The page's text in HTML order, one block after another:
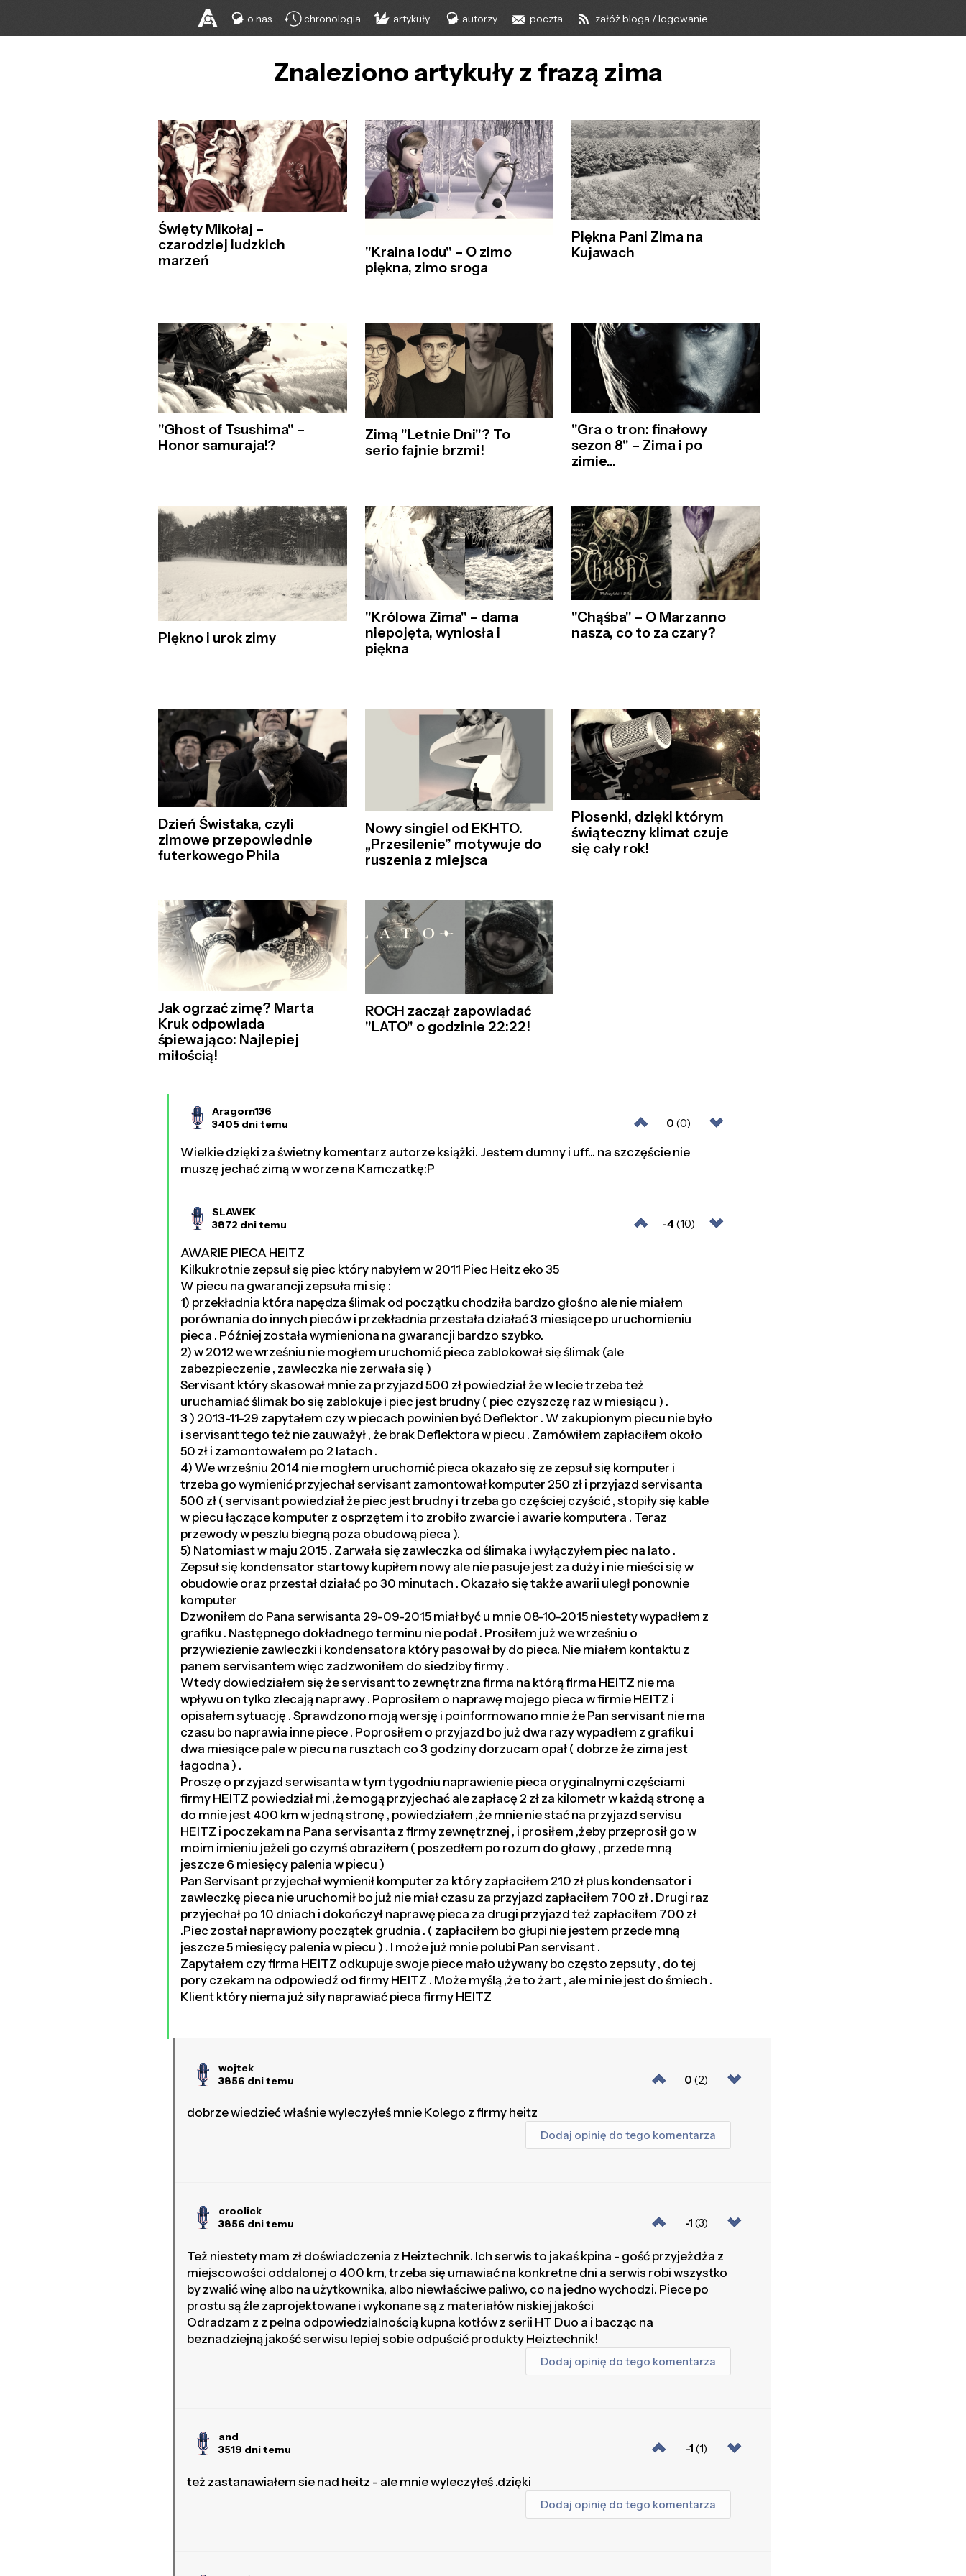
o nas chronologia artykuły autorzy poczta załóż bloga / logowanie
Znaleziono artykuły z frazą zima
Święty Mikołaj –
czarodziej ludzkich
marzeń
"Kraina lodu" – O zimo
piękna, zimo sroga
Piękna Pani Zima na
Kujawach
"Ghost of Tsushima" –
Honor samuraja!?
Zimą "Letnie Dni"? To
serio fajnie brzmi!
"Gra o tron: finałowy
sezon 8" – Zima i po
zimie...
Piękno i urok zimy
"Królowa Zima" – dama
niepojęta, wyniosła i
piękna
"Chąśba" – O Marzanno
nasza, co to za czary?
Dzień Świstaka, czyli
zimowe przepowiednie
futerkowego Phila
Nowy singiel od EKHTO.
„Przesilenie” motywuje do
ruszenia z miejsca
Piosenki, dzięki którym
świąteczny klimat czuje
się cały rok!
Jak ogrzać zimę? Marta
Kruk odpowiada
śpiewająco: Najlepiej
miłością!
ROCH zaczął zapowiadać
"LATO" o godzinie 22:22!
0 (0)
Aragorn136
3405 dni temu
Wielkie dzięki za świetny komentarz autorze książki. Jestem dumny i uff... na szczęście nie
muszę jechać zimą w worze na Kamczatkę:P
-4(10)
SLAWEK
3872 dni temu
AWARIE PIECA HEITZ
Kilkukrotnie zepsuł się piec który nabyłem w 2011 Piec Heitz eko 35
W piecu na gwarancji zepsuła mi się :
1) przekładnia która napędza ślimak od początku chodziła bardzo głośno ale nie miałem
porównania do innych pieców i przekładnia przestała działać 3 miesiące po uruchomieniu
pieca . Później została wymieniona na gwarancji bardzo szybko.
2) w 2012 we wrześniu nie mogłem uruchomić pieca zablokował się ślimak (ale
zabezpieczenie , zawleczka nie zerwała się )
Servisant który skasował mnie za przyjazd 500 zł powiedział że w lecie trzeba też
uruchamiać ślimak bo się zablokuje i piec jest brudny ( piec czyszczę raz w miesiącu ) .
3 ) 2013-11-29 zapytałem czy w piecach powinien być Deflektor . W zakupionym piecu nie było
i servisant tego też nie zauważył , że brak Deflektora w piecu . Zamówiłem zapłaciłem około
50 zł i zamontowałem po 2 latach .
4) We wrześniu 2014 nie mogłem uruchomić pieca okazało się ze zepsuł się komputer i
trzeba go wymienić przyjechał servisant zamontował komputer 250 zł i przyjazd servisanta
500 zł ( servisant powiedział że piec jest brudny i trzeba go częściej czyścić , stopiły się kable
w piecu łączące komputer z osprzętem i to zrobiło zwarcie i awarie komputera . Teraz
przewody w peszlu biegną poza obudową pieca ).
5) Natomiast w maju 2015 . Zarwała się zawleczka od ślimaka i wyłączyłem piec na lato .
Zepsuł się kondensator startowy kupiłem nowy ale nie pasuje jest za duży i nie mieści się w
obudowie oraz przestał działać po 30 minutach . Okazało się także awarii uległ ponownie
komputer
Dzwoniłem do Pana serwisanta 29-09-2015 miał być u mnie 08-10-2015 niestety wypadłem z
grafiku . Następnego dokładnego terminu nie podał . Prosiłem już we wrześniu o
przywiezienie zawleczki i kondensatora który pasował by do pieca. Nie miałem kontaktu z
panem servisantem więc zadzwoniłem do siedziby firmy .
Wtedy dowiedziałem się że servisant to zewnętrzna firma na którą firma HEITZ nie ma
wpływu on tylko zlecają naprawy . Poprosiłem o naprawę mojego pieca w firmie HEITZ i
opisałem sytuację . Sprawdzono moją wersję i poinformowano mnie że Pan servisant nie ma
czasu bo naprawia inne piece . Poprosiłem o przyjazd bo już dwa razy wypadłem z grafiku i
dwa miesiące pale w piecu na rusztach co 3 godziny dorzucam opał ( dobrze że zima jest
łagodna ) .
Proszę o przyjazd serwisanta w tym tygodniu naprawienie pieca oryginalnymi częściami
firmy HEITZ powiedział mi ,że mogą przyjechać ale zapłacę 2 zł za kilometr w każdą stronę a
do mnie jest 400 km w jedną stronę , powiedziałem ,że mnie nie stać na przyjazd servisu
HEITZ i poczekam na Pana servisanta z firmy zewnętrznej , i prosiłem ,żeby przeprosił go w
moim imieniu jeżeli go czymś obraziłem ( poszedłem po rozum do głowy , przede mną
jeszcze 6 miesięcy palenia w piecu )
Pan Servisant przyjechał wymienił komputer za który zapłaciłem 210 zł plus kondensator i
zawleczkę pieca nie uruchomił bo już nie miał czasu za przyjazd zapłaciłem 700 zł . Drugi raz
przyjechał po 10 dniach i dokończył naprawę pieca za drugi przyjazd też zapłaciłem 700 zł
.Piec został naprawiony początek grudnia . ( zapłaciłem bo głupi nie jestem przede mną
jeszcze 5 miesięcy palenia w piecu ) . I może już mnie polubi Pan servisant .
Zapytałem czy firma HEITZ odkupuje swoje piece mało używany bo często zepsuty , do tej
pory czekam na odpowiedź od firmy HEITZ . Może myślą ,że to żart , ale mi nie jest do śmiech .
Klient który niema już siły naprawiać pieca firmy HEITZ
0 (2)
wojtek
3856 dni temu
dobrze wiedzieć właśnie wyleczyłeś mnie Kolego z firmy heitz
Dodaj opinię do tego komentarza
-1 (3)
croolick
3856 dni temu
Też niestety mam zł doświadczenia z Heiztechnik. Ich serwis to jakaś kpina - gość przyjeżdża z
miejscowości oddalonej o 400 km, trzeba się umawiać na konkretne dni a serwis robi wszystko
by zwalić winę albo na użytkownika, albo niewłaściwe paliwo, co na jedno wychodzi. Piece po
prostu są źle zaprojektowane i wykonane są z materiałów niskiej jakości
Odradzam z z pelna odpowiedzialnością kupna kotłów z serii HT Duo a i bacząc na
beznadziejną jakość serwisu lepiej sobie odpuścić produkty Heiztechnik!
Dodaj opinię do tego komentarza
-1 (1)
and
3519 dni temu
też zastanawiałem sie nad heitz - ale mnie wyleczyłeś .dzięki
Dodaj opinię do tego komentarza